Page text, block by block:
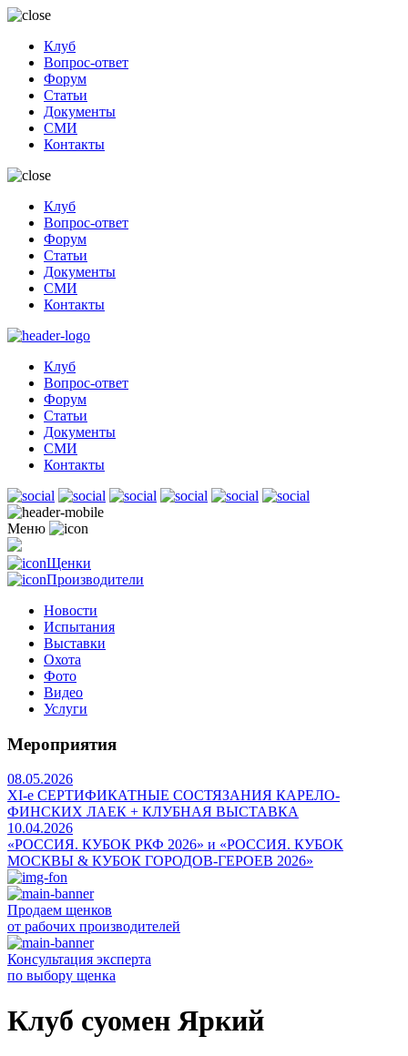
Клуб
Вопрос-ответ
Форум
Статьи
Документы
СМИ
Контакты
Клуб
Вопрос-ответ
Форум
Статьи
Документы
СМИ
Контакты
Клуб
Вопрос-ответ
Форум
Статьи
Документы
СМИ
Контакты
Меню
Щенки
Производители
Новости
Испытания
Выставки
Охота
Фото
Видео
Услуги
Мероприятия
08.05.2026
ХI-е СЕРТИФИКАТНЫЕ СОСТЯЗАНИЯ КАРЕЛО-
ФИНСКИХ ЛАЕК + КЛУБНАЯ ВЫСТАВКА
10.04.2026
«РОССИЯ. КУБОК РКФ 2026» и «РОССИЯ. КУБОК
МОСКВЫ & КУБОК ГОРОДОВ-ГЕРОЕВ 2026»
Продаем щенков
от рабочих производителей
Консультация эксперта
по выбору щенка
Клуб суомен Яркий